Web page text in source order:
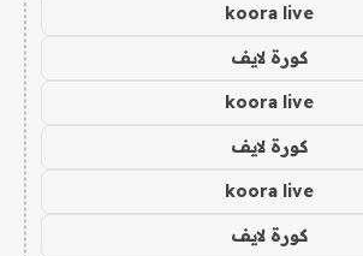
koora live
كورة لايف
koora live
كورة لايف
koora live
كورة لايف